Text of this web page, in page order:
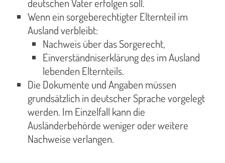
deutschen Vater erfolgen soll.
Wenn ein sorgeberechtigter Elternteil im
Ausland verbleibt:
Nachweis über das Sorgerecht,
Einverständniserklärung des im Ausland
lebenden Elternteils.
Die Dokumente und Angaben müssen
grundsätzlich in deutscher Sprache vorgelegt
werden. Im Einzelfall kann die
Ausländerbehörde weniger oder weitere
Nachweise verlangen.